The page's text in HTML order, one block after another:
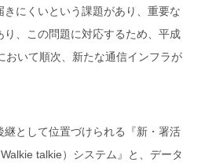
にくいという課題があり、重要な
、この問題に対応するため、平成
おいて順次、新たな通信インフラが
として位置づけられる『新・署活
talkie）システム』と、データ